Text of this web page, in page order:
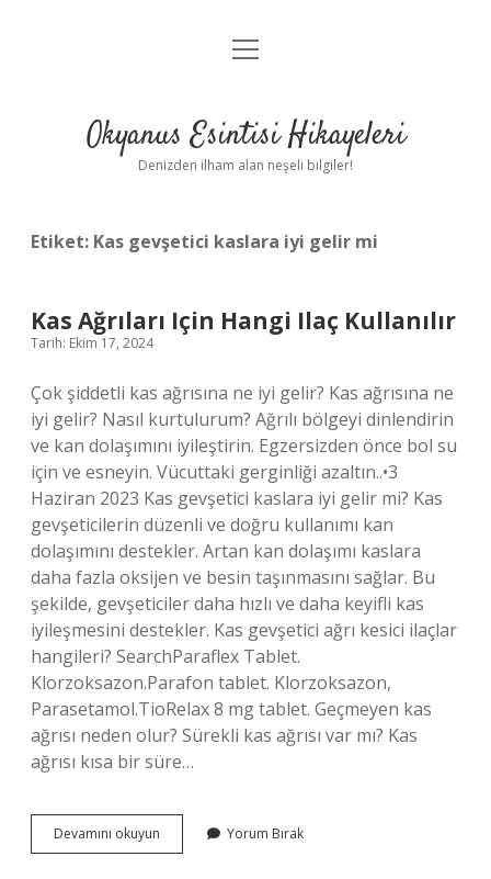
Anasayfa
Yasal Uyarı
menüyü
Okyanus Esintisi Hikayeleri
Denizden ilham alan neşeli bilgiler!
Etiket: Kas gevşetici kaslara iyi gelir mi
Kas Ağrıları Için Hangi Ilaç Kullanılır
Tarih: Ekim 17, 2024
Çok şiddetli kas ağrısına ne iyi gelir? Kas ağrısına ne
iyi gelir? Nasıl kurtulurum? Ağrılı bölgeyi dinlendirin
ve kan dolaşımını iyileştirin. Egzersizden önce bol su
için ve esneyin. Vücuttaki gerginliği azaltın..•3
Haziran 2023 Kas gevşetici kaslara iyi gelir mi? Kas
gevşeticilerin düzenli ve doğru kullanımı kan
dolaşımını destekler. Artan kan dolaşımı kaslara
daha fazla oksijen ve besin taşınmasını sağlar. Bu
şekilde, gevşeticiler daha hızlı ve daha keyifli kas
iyileşmesini destekler. Kas gevşetici ağrı kesici ilaçlar
hangileri? SearchParaflex Tablet.
Klorzoksazon.Parafon tablet. Klorzoksazon,
Parasetamol.TioRelax 8 mg tablet. Geçmeyen kas
ağrısı neden olur? Sürekli kas ağrısı var mı? Kas
ağrısı kısa bir süre…
Devamını okuyun
Ağrıları
Yorum Bırak